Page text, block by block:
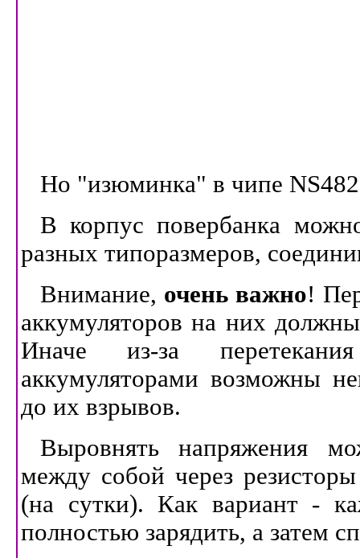
Но "изюминка" в чипе
В корпус повербанка
разных типоразмеров,
Внимание, очень важно!
аккумуляторов на них
Иначе из-за
аккумуляторами возможны
до их взрывов.
Выровнять напряжения
между собой через
(на сутки). Как вариант -
полностью зарядить, а затем